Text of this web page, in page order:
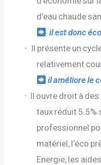
d’eau chaude
il est donc
· Il présente un
relativement
il améliore le
· Il ouvre droit à
taux réduit 5.5%
professionnel
matériel, l’éco
Energie, les